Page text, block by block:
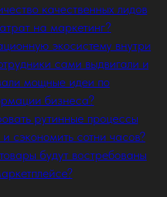
качественных лидов
на маркетинг?
экосистему внутри
сами выдвигали и
мощные идеи по
бизнеса?
рутинные процессы
сэкономить сотни часов?
будут востребованы